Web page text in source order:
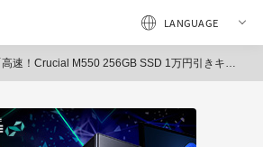
高速！Crucial M550 256GB SSD 1万円引きキャンペーン」実施中（サイコム）